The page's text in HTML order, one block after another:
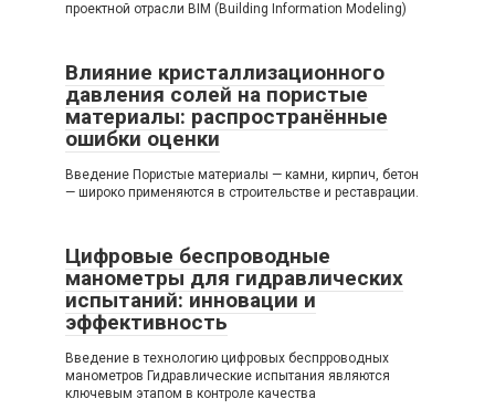
проектной отрасли BIM (Building Information Modeling)
Влияние кристаллизационного
давления солей на пористые
материалы: распространённые
ошибки оценки
Введение Пористые материалы — камни, кирпич, бетон
— широко применяются в строительстве и реставрации.
Цифровые беспроводные
манометры для гидравлических
испытаний: инновации и
эффективность
Введение в технологию цифровых беспрроводных
манометров Гидравлические испытания являются
ключевым этапом в контроле качества